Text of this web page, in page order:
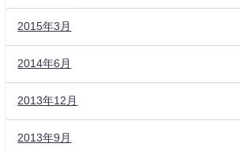
2015年3月
2014年6月
2013年12月
2013年9月